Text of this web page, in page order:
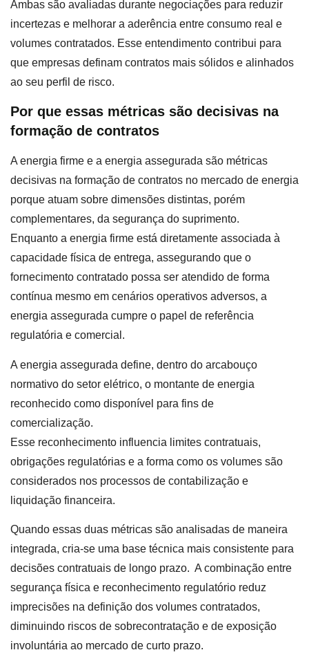
Ambas são avaliadas durante negociações para reduzir
incertezas e melhorar a aderência entre consumo real e
volumes contratados. Esse entendimento contribui para
que empresas definam contratos mais sólidos e alinhados
ao seu perfil de risco.
Por que essas métricas são decisivas na
formação de contratos
A energia firme e a energia assegurada são métricas
decisivas na formação de contratos no mercado de energia
porque atuam sobre dimensões distintas, porém
complementares, da segurança do suprimento.
Enquanto a energia firme está diretamente associada à
capacidade física de entrega, assegurando que o
fornecimento contratado possa ser atendido de forma
contínua mesmo em cenários operativos adversos, a
energia assegurada cumpre o papel de referência
regulatória e comercial.
A energia assegurada define, dentro do arcabouço
normativo do setor elétrico, o montante de energia
reconhecido como disponível para fins de
comercialização.
Esse reconhecimento influencia limites contratuais,
obrigações regulatórias e a forma como os volumes são
considerados nos processos de contabilização e
liquidação financeira.
Quando essas duas métricas são analisadas de maneira
integrada, cria-se uma base técnica mais consistente para
decisões contratuais de longo prazo. A combinação entre
segurança física e reconhecimento regulatório reduz
imprecisões na definição dos volumes contratados,
diminuindo riscos de sobrecontratação e de exposição
involuntária ao mercado de curto prazo.